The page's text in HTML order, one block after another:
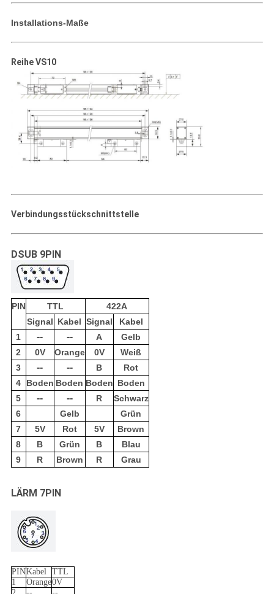
Installations-Maße
Reihe VS10
Verbindungsstückschnittstelle
DSUB 9PIN
PIN TTL
422A
Signal Kabel Signal
Kabel
1
-- -- A
Gelb
2
0V Orange 0V
Weiß
3
-- -- B
Rot
4
Boden Boden Boden Boden
5
-- -- R
Schwarz
6
Gelb
Grün
7
5V Rot 5V
Brown
8
B Grün B
Blau
9
R Brown R Grau
LÄRM 7PIN
PINKabel
TTL
1
Orange0V